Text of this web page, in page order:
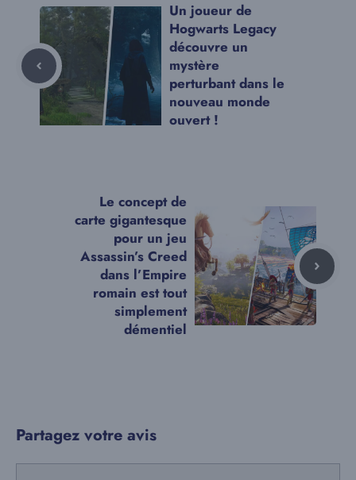
Un joueur de
Hogwarts Legacy
découvre un
mystère
perturbant dans le
nouveau monde
ouvert !
Le concept de
carte gigantesque
pour un jeu
Assassin’s Creed
dans l’Empire
romain est tout
simplement
démentiel
Partagez votre avis